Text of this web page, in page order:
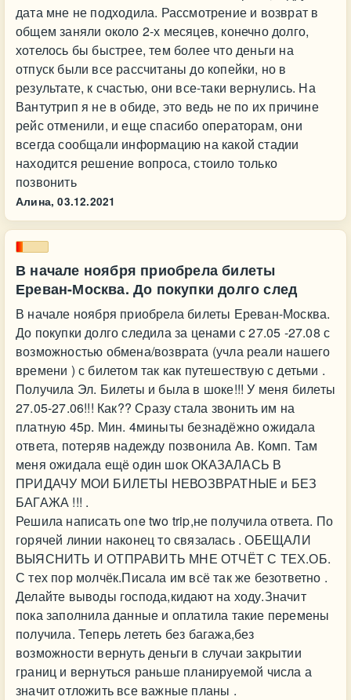
дата мне не подходила. Рассмотрение и возврат в
общем заняли около 2-х месяцев, конечно долго,
хотелось бы быстрее, тем более что деньги на
отпуск были все рассчитаны до копейки, но в
результате, к счастью, они все-таки вернулись. На
Вантутрип я не в обиде, это ведь не по их причине
рейс отменили, и еще спасибо операторам, они
всегда сообщали информацию на какой стадии
находится решение вопроса, стоило только
позвонить
Алина, 03.12.2021
В начале ноября приобрела билеты
Ереван-Москва. До покупки долго след
В начале ноября приобрела билеты Ереван-Москва.
До покупки долго следила за ценами с 27.05 -27.08 с
возможностью обмена/возврата (учла реали нашего
времени ) с билетом так как путешествую с детьми .
Получила Эл. Билеты и была в шоке!!! У меня билеты
27.05-27.06!!! Как?? Сразу стала звонить им на
платную 45р. Мин. 4миныты безнадёжно ожидала
ответа, потеряв надежду позвонила Ав. Комп. Там
меня ожидала ещё один шок ОКАЗАЛАСЬ В
ПРИДАЧУ МОИ БИЛЕТЫ НЕВОЗВРАТНЫЕ и БЕЗ
БАГАЖА !!! .
Решила написать one two trip,не получила ответа. По
горячей линии наконец то связалась . ОБЕЩАЛИ
ВЫЯСНИТЬ И ОТПРАВИТЬ МНЕ ОТЧЁТ С ТЕХ.ОБ.
С тех пор молчёк.Писала им всё так же безответно .
Делайте выводы господа,кидают на ходу.Значит
пока заполнила данные и оплатила такие перемены
получила. Теперь лететь без багажа,без
возможности вернуть деньги в случаи закрытии
границ и вернуться раньше планируемой числа а
значит отложить все важные планы .